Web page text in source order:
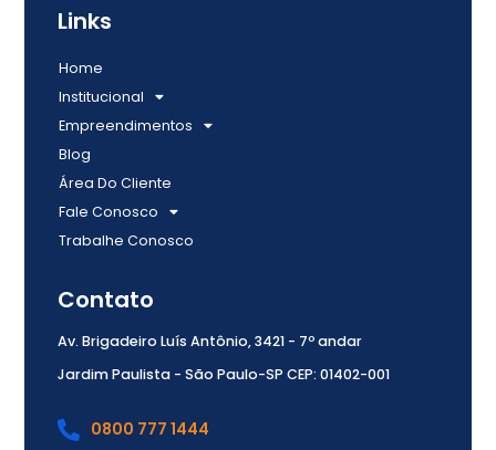
Links
Home
Institucional
Empreendimentos
Blog
Área Do Cliente
Fale Conosco
Trabalhe Conosco
Contato
Av. Brigadeiro Luís Antônio, 3421 - 7º andar
Jardim Paulista - São Paulo-SP CEP: 01402-001
0800 777 1444